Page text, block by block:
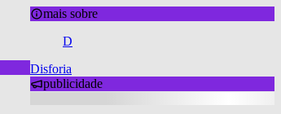
mais sobre
D
Disforia
publicidade